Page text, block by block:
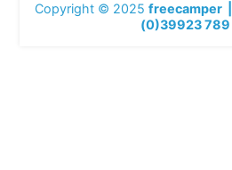
Copyright © 2025 freecamper
(0)39923 789